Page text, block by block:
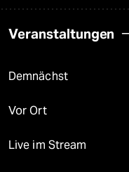
Veranstaltungen
Demnächst
Vor Ort
Live im Stream